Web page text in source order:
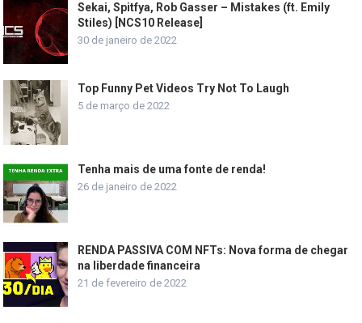
Sekai, Spitfya, Rob Gasser – Mistakes (ft. Emily
Stiles) [NCS10 Release]
30 de janeiro de 2022
Top Funny Pet Videos Try Not To Laugh
5 de março de 2022
Tenha mais de uma fonte de renda!
26 de janeiro de 2022
RENDA PASSIVA COM NFTs: Nova forma de chegar
na liberdade financeira
21 de fevereiro de 2022